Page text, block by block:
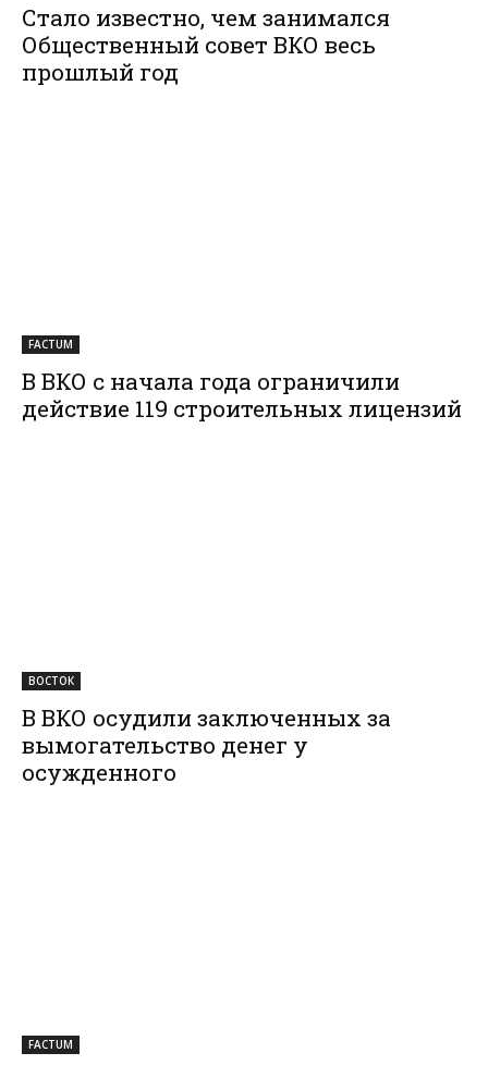
Стало известно, чем занимался
Общественный совет ВКО весь
прошлый год
FACTUM
В ВКО с начала года ограничили
действие 119 строительных лицензий
ВОСТОК
В ВКО осудили заключенных за
вымогательство денег у
осужденного
FACTUM